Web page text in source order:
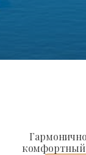
комфортный